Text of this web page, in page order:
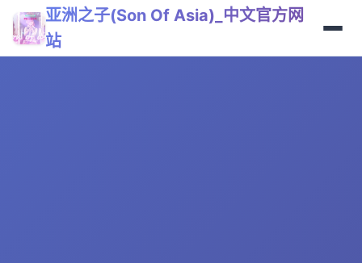
亚洲之子(Son Of Asia)_中文官方网
站